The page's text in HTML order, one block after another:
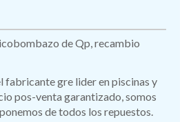
de Qp, recambio
fabricante gre lider en piscinas y
pos-venta garantizado, somos
de todos los repuestos.